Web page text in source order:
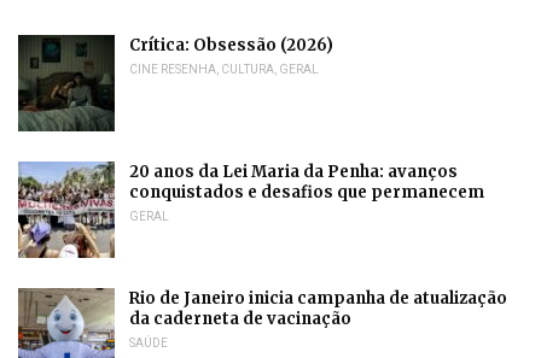
Crítica: Obsessão (2026)
CINE RESENHA CULTURA GERAL
20 anos da Lei Maria da Penha: avanços
conquistados e desafios que permanecem
GERAL
Rio de Janeiro inicia campanha de atualização
da caderneta de vacinação
SAÚDE